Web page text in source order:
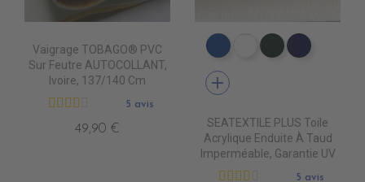
Vaigrage TOBAGO® PVC
Sur Feutre AUTOCOLLANT,
Ivoire, 137/140 Cm
5 avis
49,90 €
PT0540 ROYAL BLUE
PT0500 WHITE
PT0570PT0480
add
SEATEXTILE PLUS Toile
Acrylique Enduite À Taud
Imperméable, Garantie UV
5 avis